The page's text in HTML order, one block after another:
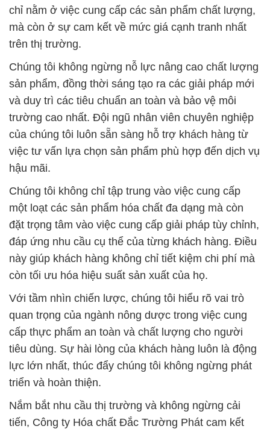
chỉ nằm ở việc cung cấp các sản phẩm chất lượng,
mà còn ở sự cam kết về mức giá cạnh tranh nhất
trên thị trường.
Chúng tôi không ngừng nỗ lực nâng cao chất lượng
sản phẩm, đồng thời sáng tạo ra các giải pháp mới
và duy trì các tiêu chuẩn an toàn và bảo vệ môi
trường cao nhất. Đội ngũ nhân viên chuyên nghiệp
của chúng tôi luôn sẵn sàng hỗ trợ khách hàng từ
việc tư vấn lựa chọn sản phẩm phù hợp đến dịch vụ
hậu mãi.
Chúng tôi không chỉ tập trung vào việc cung cấp
một loạt các sản phẩm hóa chất đa dạng mà còn
đặt trọng tâm vào việc cung cấp giải pháp tùy chỉnh,
đáp ứng nhu cầu cụ thể của từng khách hàng. Điều
này giúp khách hàng không chỉ tiết kiệm chi phí mà
còn tối ưu hóa hiệu suất sản xuất của họ.
Với tầm nhìn chiến lược, chúng tôi hiểu rõ vai trò
quan trọng của ngành nông dược trong việc cung
cấp thực phẩm an toàn và chất lượng cho người
tiêu dùng. Sự hài lòng của khách hàng luôn là động
lực lớn nhất, thúc đẩy chúng tôi không ngừng phát
triển và hoàn thiện.
Nắm bắt nhu cầu thị trường và không ngừng cải
tiến, Công ty Hóa chất Đắc Trường Phát cam kết